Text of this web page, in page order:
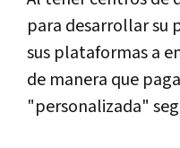
para desarrollar su
sus plataformas a
de manera que
"personalizada"